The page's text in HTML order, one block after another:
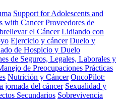
Support for Adolescents and
with Cancer Proveedores de
el Cáncer Lidiando con
Ejercicio y cáncer Duelo y
de Hospicio y Duelo
de Seguros, Legales, Laborales y
de Preocupaciones Prácticas
Nutrición y Cáncer OncoPilot:
jornada del cáncer Sexualidad y
Secundarios Sobrevivencia